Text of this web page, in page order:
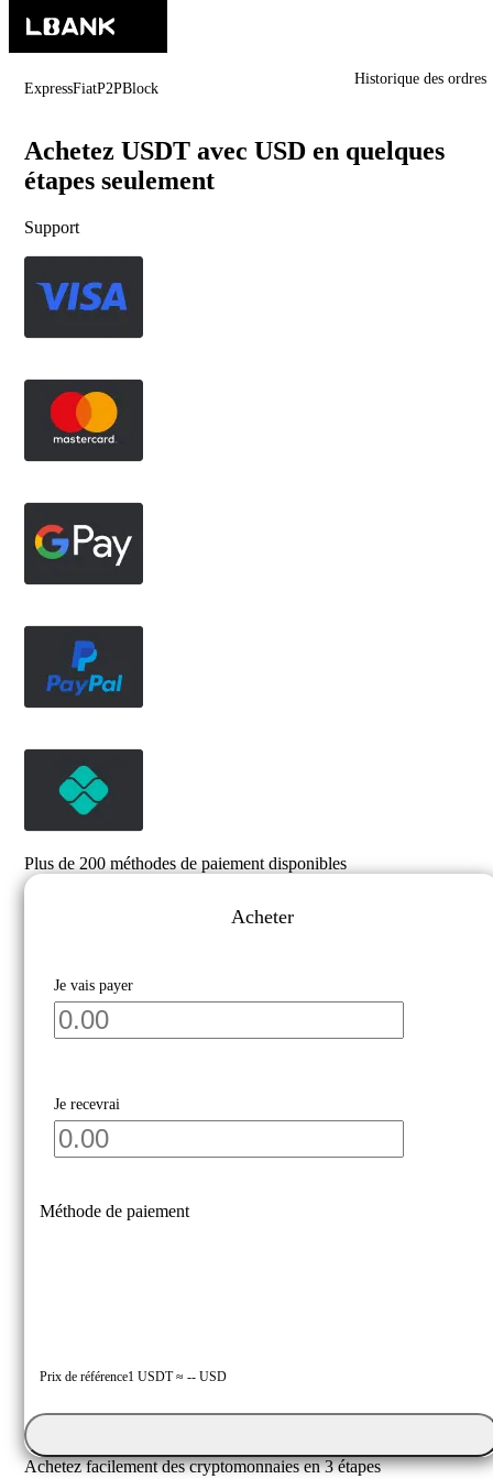
ExpressFiatP2PBlock
Historique des ordres
Achetez USDT avec USD en quelques
étapes seulement
Support
Plus de 200 méthodes de paiement disponibles
Acheter
Je vais payer
Je recevrai
Méthode de paiement
Prix ​​de référence1 USDT ≈ -- USD
Achetez facilement des cryptomonnaies en 3 étapes